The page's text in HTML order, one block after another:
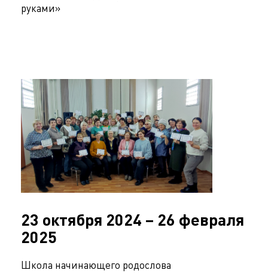
руками»
23 октября 2024 – 26 февраля
2025
Школа начинающего родослова